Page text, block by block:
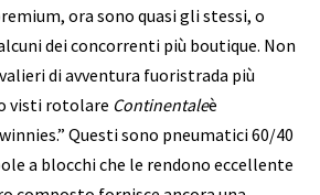
ora sono quasi gli stessi, o
dei concorrenti più boutique. Non
di avventura fuoristrada più
visti rotolare Continentaleè
Questi sono pneumatici 60/40
a blocchi che le rendono eccellente